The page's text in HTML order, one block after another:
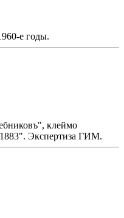
е годы.
клеймо
Экспертиза ГИМ.